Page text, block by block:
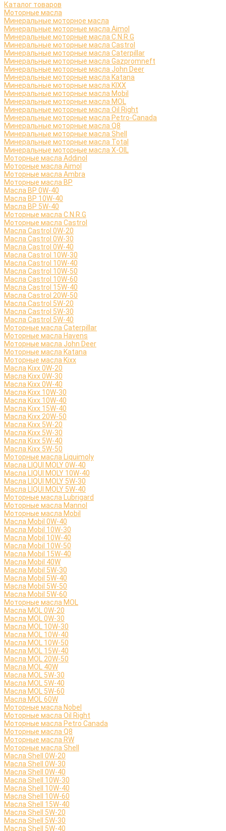
Каталог товаров
Моторные масла
Минеральные моторное масла
Минеральные моторные масла Aimol
Минеральные моторные масла C.N.R.G
Минеральные моторные масла Castrol
Минеральные моторные масла Caterpillar
Минеральные моторные масла Gazpromneft
Минеральные моторные масла John Deer
Минеральные моторные масла Katana
Минеральные моторные масла KIXX
Минеральные моторные масла Mobil
Минеральные моторные масла MOL
Минеральные моторные масла Oil Right
Минеральные моторные масла Petro-Canada
Минеральные моторные масла Q8
Минеральные моторные масла Shell
Минеральные моторные масла Total
Минеральные моторные масла X-OIL
Моторные масла Addinol
Моторные масла Aimol
Моторные масла Ambra
Моторные масла BP
Масла BP 0W-40
Масла BP 10W-40
Масла BP 5W-40
Моторные масла C.N.R.G
Моторные масла Castrol
Масла Castrol 0W-20
Масла Castrol 0W-30
Масла Castrol 0W-40
Масла Castrol 10W-30
Масла Castrol 10W-40
Масла Castrol 10W-50
Масла Castrol 10W-60
Масла Castrol 15W-40
Масла Castrol 20W-50
Масла Castrol 5W-20
Масла Castrol 5W-30
Масла Castrol 5W-40
Моторные масла Caterpillar
Моторные масла Havens
Моторные масла John Deer
Моторные масла Katana
Моторные масла Kixx
Масла Kixx 0W-20
Масла Kixx 0W-30
Масла Kixx 0W-40
Масла Kixx 10W-30
Масла Kixx 10W-40
Масла Kixx 15W-40
Масла Kixx 20W-50
Масла Kixx 5W-20
Масла Kixx 5W-30
Масла Kixx 5W-40
Масла Kixx 5W-50
Моторные масла Liquimoly
Масла LIQUI MOLY 0W-40
Масла LIQUI MOLY 10W-40
Масла LIQUI MOLY 5W-30
Масла LIQUI MOLY 5W-40
Моторные масла Lubrigard
Моторные масла Mannol
Моторные масла Mobil
Масла Mobil 0W-40
Масла Mobil 10W-30
Масла Mobil 10W-40
Масла Mobil 10W-50
Масла Mobil 15W-40
Масла Mobil 40W
Масла Mobil 5W-30
Масла Mobil 5W-40
Масла Mobil 5W-50
Масла Mobil 5W-60
Моторные масла MOL
Масла MOL 0W-20
Масла MOL 0W-30
Масла MOL 10W-30
Масла MOL 10W-40
Масла MOL 10W-50
Масла MOL 15W-40
Масла MOL 20W-50
Масла MOL 40W
Масла MOL 5W-30
Масла MOL 5W-40
Масла MOL 5W-60
Масла MOL 60W
Моторные масла Nobel
Моторные масла Oil Right
Моторные масла Petro Canada
Моторные масла Q8
Моторные масла RW
Моторные масла Shell
Масла Shell 0W-20
Масла Shell 0W-30
Масла Shell 0W-40
Масла Shell 10W-30
Масла Shell 10W-40
Масла Shell 10W-60
Масла Shell 15W-40
Масла Shell 5W-20
Масла Shell 5W-30
Масла Shell 5W-40